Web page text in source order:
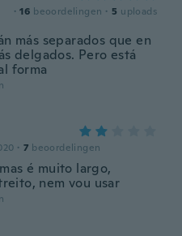
· 16 beoordelingen · 5 uploads
más separados que en
delgados. Pero está
forma
· 7 beoordelingen
é muito largo,
nem vou usar